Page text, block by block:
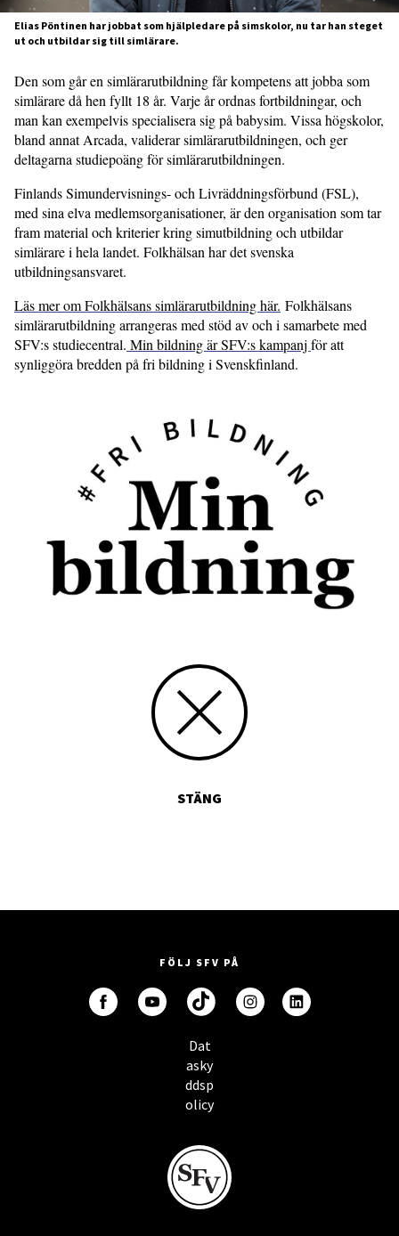
Elias Pöntinen har jobbat som hjälpledare på simskolor, nu tar han steget
ut och utbildar sig till simlärare.
Den som går en simlärarutbildning får kompetens att jobba som
simlärare då hen fyllt 18 år. Varje år ordnas fortbildningar, och
man kan exempelvis specialisera sig på babysim. Vissa högskolor,
bland annat Arcada, validerar simlärarutbildningen, och ger
deltagarna studiepoäng för simlärarutbildningen.
Finlands Simundervisnings- och Livräddningsförbund (FSL),
med sina elva medlemsorganisationer, är den organisation som tar
fram material och kriterier kring simutbildning och utbildar
simlärare i hela landet. Folkhälsan har det svenska
utbildningsansvaret.
Läs mer om Folkhälsans simlärarutbildning här. Folkhälsans
simlärarutbildning arrangeras med stöd av och i samarbete med
SFV:s studiecentral. Min bildning är SFV:s kampanj för att
synliggöra bredden på fri bildning i Svenskfinland.
STÄNG
FÖLJ SFV PÅ
Dat
asky
ddsp
olicy